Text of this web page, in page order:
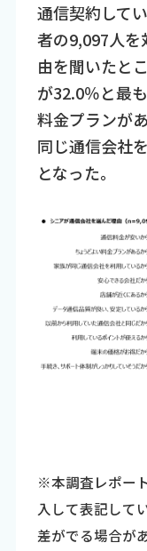
通信契約して
者の9,097人を
由を聞いたと
が32.0％と最
料金プランが
同じ通信会社
となった。
※本調査レポー
入して表記して
差がでる場合が